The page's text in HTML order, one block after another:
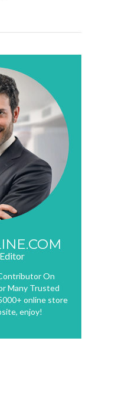
On
Many Trusted
online store
enjoy!